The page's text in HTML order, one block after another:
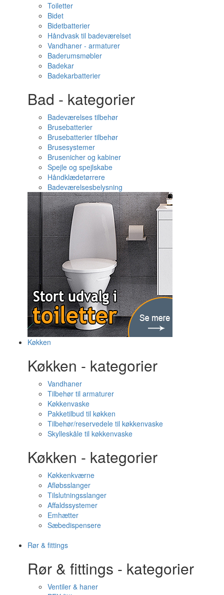
Toiletter
Bidet
Bidetbatterier
Håndvask til badeværelset
Vandhaner - armaturer
Baderumsmøbler
Badekar
Badekarbatterier
Bad - kategorier
Badeværelses tilbehør
Brusebatterier
Brusebatterier tilbehør
Brusesystemer
Brusenicher og kabiner
Spejle og spejlskabe
Håndklædetørrere
Badeværelsesbelysning
Køkken
Køkken - kategorier
Vandhaner
Tilbehør til armaturer
Køkkenvaske
Pakketilbud til køkken
Tilbehør/reservedele til køkkenvaske
Skylleskåle til køkkenvaske
Køkken - kategorier
Køkkenkværne
Afløbsslanger
Tilslutningsslanger
Affaldssystemer
Emhætter
Sæbedispensere
Rør & fittings
Rør & fittings - kategorier
Ventiler & haner